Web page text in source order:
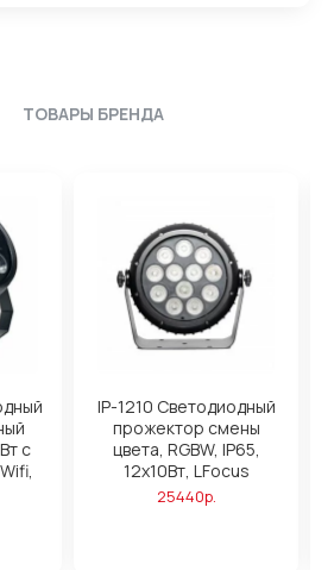
ТОВАРЫ БРЕНДА
с
IP-1210 Светодиодный
прожектор смены
цвета, RGBW, IP65,
12х10Вт, LFocus
25440р.